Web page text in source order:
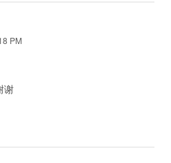
PM
谢